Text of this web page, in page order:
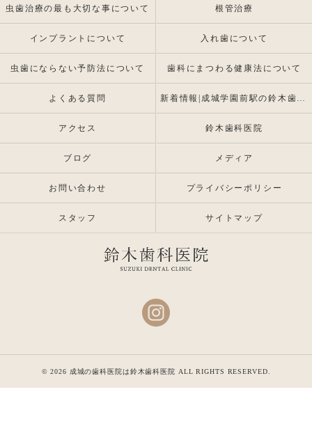
虫歯治療の最も大切な事について 根管治療
インプラントについて 入れ歯について
虫歯にならない予防法について 歯科にまつわる健康法について
よくある質問 新着情報|成城学園前駅の鈴木歯科医院 |インプラント・入れ歯専門
アクセス 鈴木歯科医院
ブログ メディア
お問い合わせ プライバシーポリシー
スタッフ サイトマップ
© 2026 成城の歯科医院は鈴木歯科医院 ALL RIGHTS RESERVED.